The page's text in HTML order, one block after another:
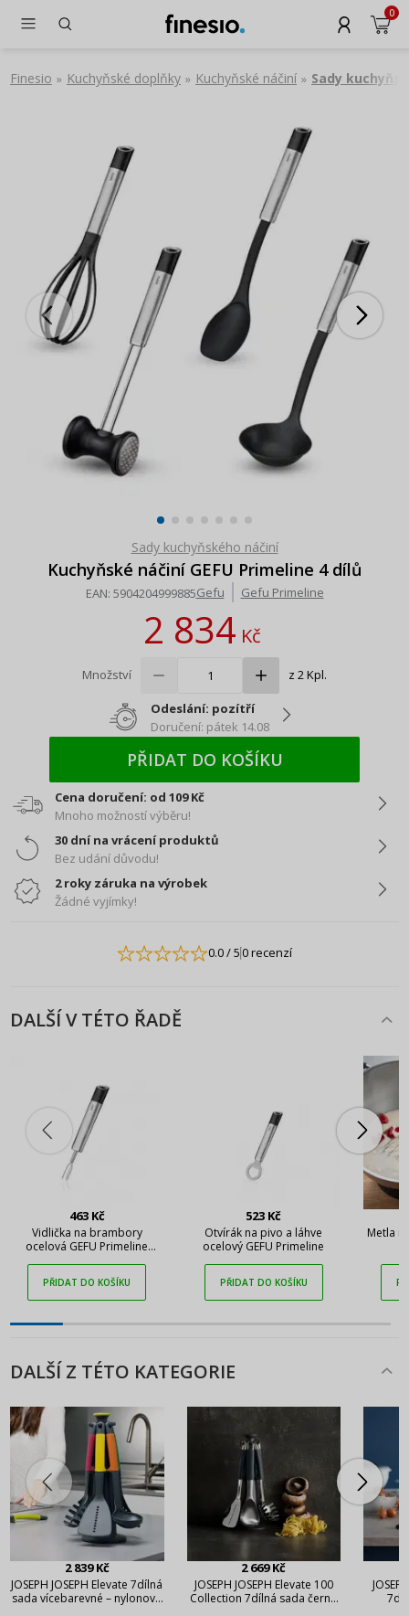
0
Finesio » Kuchyňské doplňky » Kuchyňské náčiní » Sady
Sady kuchyňského náčiní
Kuchyňské náčiní GEFU Primeline 4 dílů
EAN: 5904204999885Gefu Gefu Primeline
2 834Kč
Množství z 2 Kpl.
Odeslání: pozítří
Doručení: pátek 14.08
PŘIDAT DO KOŠÍKU
Cena doručení: od 109 Kč
Mnoho možností výběru!
30 dní na vrácení produktů
Bez udání důvodu!
2 roky záruka na výrobek
Žádné vyjímky!
0.0/ 50 recenzí
DALŠÍ V TÉTO ŘADĚ
463 Kč
Vidlička na brambory
ocelová GEFU Primeline
PŘIDAT DO KOŠÍKU
523 Kč
Otvírák na pivo a láhve
ocelový GEFU Primeline
PŘIDAT DO KOŠÍKU
Metla
DALŠÍ Z TÉTO KATEGORIE
2 839 Kč
JOSEPH JOSEPH Elevate 7dílná
sada vícebarevné – nylonové
2 669 Kč
JOSEPH JOSEPH Elevate 100
Collection 7dílná sada černé